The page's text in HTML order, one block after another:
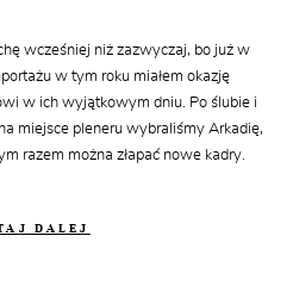
wcześniej niż zazwyczaj, bo już w
w tym roku miałem okazję
w ich wyjątkowym dniu. Po ślubie i
miejsce pleneru wybraliśmy Arkadię,
razem można złapać nowe kadry.
DALEJ